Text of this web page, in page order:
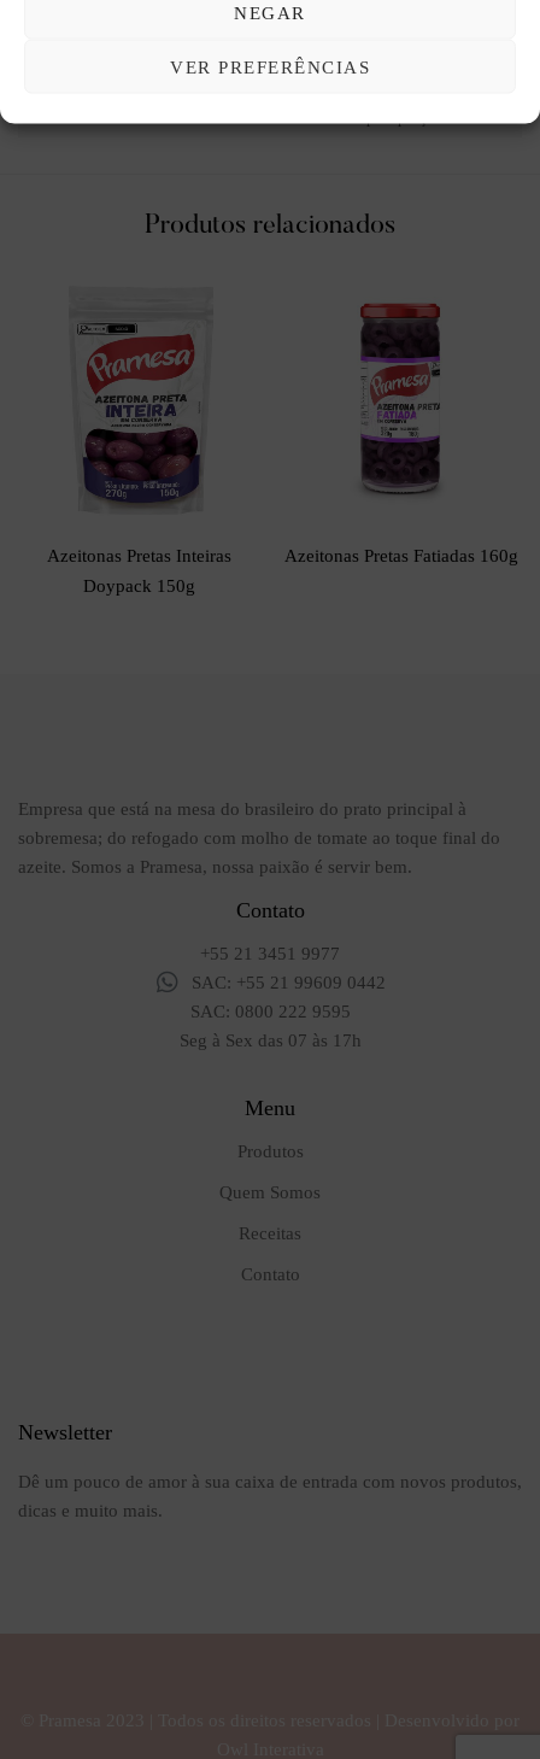
NEGAR
VER PREFERÊNCIAS
Produtos relacionados
Azeitonas Pretas Inteiras
Doypack 150g
Azeitonas Pretas Fatiadas 160g
Empresa que está na mesa do brasileiro do prato principal à
sobremesa; do refogado com molho de tomate ao toque final do
azeite. Somos a Pramesa, nossa paixão é servir bem.
Contato
+55 21 3451 9977
SAC: +55 21 99609 0442
SAC: 0800 222 9595
Seg à Sex das 07 às 17h
Menu
Produtos
Quem Somos
Receitas
Contato
Newsletter
Dê um pouco de amor à sua caixa de entrada com novos produtos,
dicas e muito mais.